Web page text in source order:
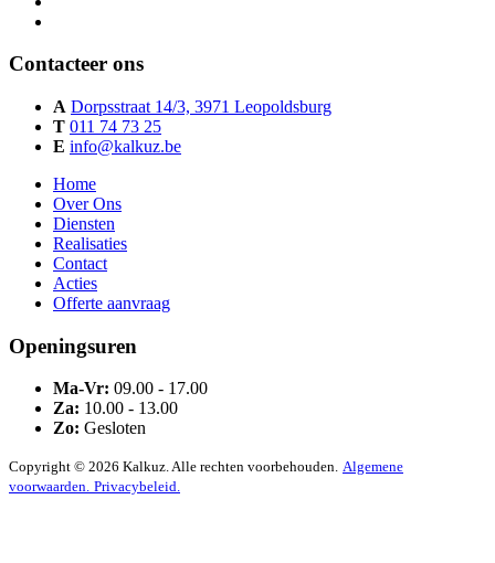
Contacteer ons
A Dorpsstraat 14/3, 3971 Leopoldsburg
T 011 74 73 25
E info@kalkuz.be
Home
Over Ons
Diensten
Realisaties
Contact
Acties
Offerte aanvraag
Openingsuren
Ma-Vr: 09.00 - 17.00
Za: 10.00 - 13.00
Zo: Gesloten
Copyright © 2026 Kalkuz. Alle rechten voorbehouden. Algemene
voorwaarden. Privacybeleid.